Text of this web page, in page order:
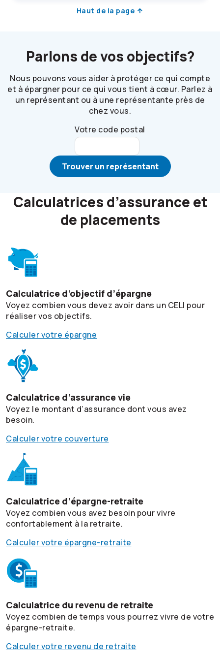
Haut de la page
Parlons de vos objectifs?
Nous pouvons vous aider à protéger ce qui compte
et à épargner pour ce qui vous tient à cœur. Parlez à
un représentant ou à une représentante près de
chez vous.
Votre code postal
Trouver un représentant
Calculatrices d’assurance et
de placements
Calculatrice d’objectif d’épargne
Voyez combien vous devez avoir dans un CELI pour
réaliser vos objectifs.
Calculer votre épargne
Calculatrice d’assurance vie
Voyez le montant d’assurance dont vous avez
besoin.
Calculer votre couverture
Calculatrice d’épargne-retraite
Voyez combien vous avez besoin pour vivre
confortablement à la retraite.
Calculer votre épargne-retraite
Calculatrice du revenu de retraite
Voyez combien de temps vous pourrez vivre de votre
épargne-retraite.
Calculer votre revenu de retraite